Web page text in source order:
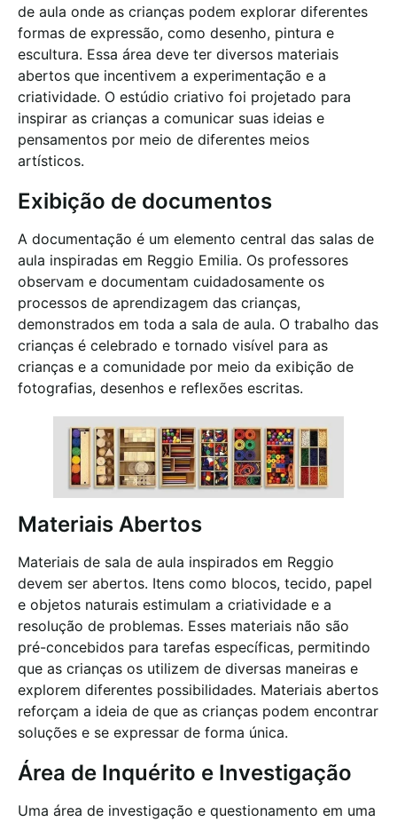
de aula onde as crianças podem explorar diferentes
formas de expressão, como desenho, pintura e
escultura. Essa área deve ter diversos materiais
abertos que incentivem a experimentação e a
criatividade. O estúdio criativo foi projetado para
inspirar as crianças a comunicar suas ideias e
pensamentos por meio de diferentes meios
artísticos.
Exibição de documentos
A documentação é um elemento central das salas de
aula inspiradas em Reggio Emilia. Os professores
observam e documentam cuidadosamente os
processos de aprendizagem das crianças,
demonstrados em toda a sala de aula. O trabalho das
crianças é celebrado e tornado visível para as
crianças e a comunidade por meio da exibição de
fotografias, desenhos e reflexões escritas.
Materiais Abertos
Materiais de sala de aula inspirados em Reggio
devem ser abertos. Itens como blocos, tecido, papel
e objetos naturais estimulam a criatividade e a
resolução de problemas. Esses materiais não são
pré-concebidos para tarefas específicas, permitindo
que as crianças os utilizem de diversas maneiras e
explorem diferentes possibilidades. Materiais abertos
reforçam a ideia de que as crianças podem encontrar
soluções e se expressar de forma única.
Área de Inquérito e Investigação
Uma área de investigação e questionamento em uma